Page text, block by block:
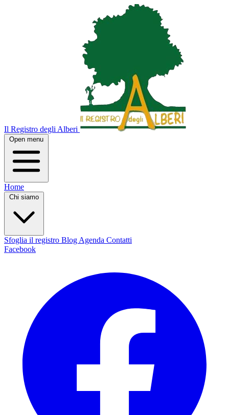
Il Registro degli Alberi
Open menu
Home
Chi siamo
Sfoglia il registro Blog Agenda Contatti
Facebook